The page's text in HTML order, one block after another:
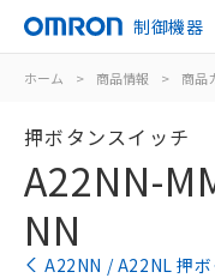
制御機器
ホーム > 商品情報 > 商品
押ボタンスイッチ
A22NN-
NN
A22NN / A22NL 押